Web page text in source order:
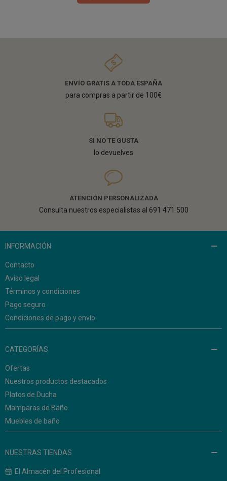
ENVÍO GRATIS A TODA ESPAÑA
para compras a partir de 100€
SI NO TE GUSTA
lo devuelves
ATENCIÓN PERSONALIZADA
Consulta nuestros especialistas al 691 471 500
INFORMACIÓN
Contacto
Aviso legal
Términos y condiciones
Pago seguro
Condiciones de pago y envío
CATEGORÍAS
Ofertas
Nuestros productos destacados
Platos de Ducha
Mamparas de Baño
Muebles de baño
NUESTRAS TIENDAS
El Almacén del Profesional